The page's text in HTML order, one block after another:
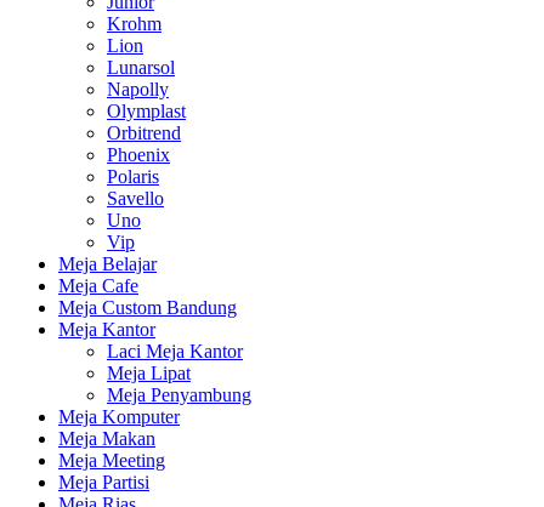
Krohm
Lion
Lunarsol
Napolly
Olymplast
Orbitrend
Phoenix
Polaris
Savello
Uno
Vip
Meja Belajar
Meja Cafe
Meja Custom Bandung
Meja Kantor
Laci Meja Kantor
Meja Lipat
Meja Penyambung
Meja Komputer
Meja Makan
Meja Meeting
Meja Partisi